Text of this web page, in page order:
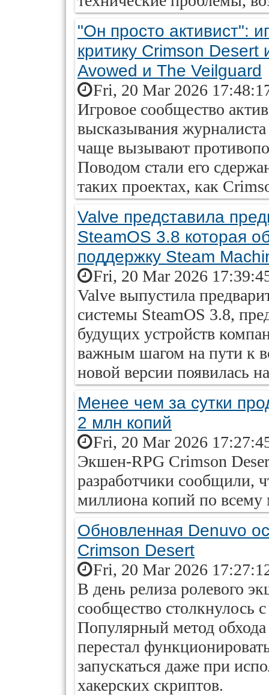
"Он просто активист":
критику Crimson
Avowed и The Veilguard
Fri, 20 Mar 2026
Игровое сообщество
высказывания
чаще вызывают
Поводом стали его
таких проектах, как
Valve представила
SteamOS 3.8 которая
поддержку Steam
Fri, 20 Mar 2026
Valve выпустила
системы SteamOS 3.8,
будущих устройств
важным шагом на пути к
новой версии появилась
Менее чем за сутки
2 млн копий
Fri, 20 Mar 2026
Экшен-RPG Crimson
разработчики сообщили,
миллиона копий по всему
Обновленная Denuvo
Crimson Desert
Fri, 20 Mar 2026
В день релиза ролевого
сообщество столкнулось
Популярный метод
перестал
запускаться даже при
хакерских скриптов.